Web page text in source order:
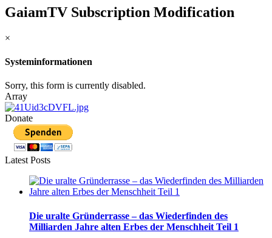
GaiamTV Subscription Modification
×
Systeminformationen
Sorry, this form is currently disabled.
Array
Donate
Latest Posts
Die uralte Gründerrasse – das Wiederfinden des
Milliarden Jahre alten Erbes der Menschheit Teil 1